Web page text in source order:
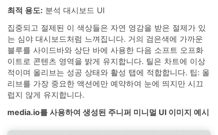
최적 용도: 분석 대시보드 UI
집중되고 절제된 이 색상들은 자연 영감을 받은 절제가 있
는 심야 대시보드처럼 느껴집니다. 거의 검은색에 가까운
블루를 사이드바와 상단 바에 사용한 다음 소프트 오프화
이트로 콘텐츠 영역을 밝게 유지합니다. 틸은 차트에 이상
적이며 올리브는 성공 상태와 활성 탭에 적합합니다. 팁: 올
리브를 가장 중요한 액션에만 예약하여 눈에 띄지만 시끄
럽지 않게 유지합니다.
media.io를 사용하여 생성된 주니퍼 미니멀 UI 이미지 예시